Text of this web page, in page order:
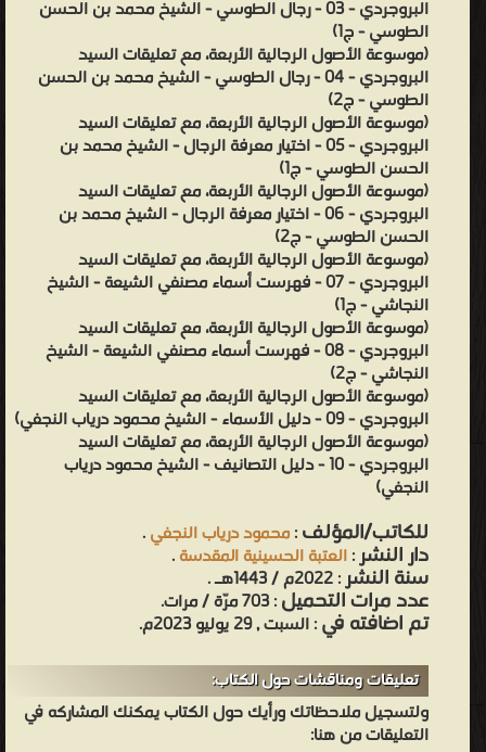
والمتخصصين في العلوم الشيعية، وترك أثراً هاماً في التعليم الديني
والتدريس في النجف وغيرها من المدن الدينية في العراق.❰ له مجموعة
الأربعة - ج7 ❝ ❞ موسوعة الأصول الرجالية الأربعة - ج6 ❝ ❞ موسوعة
❞ موسوعة الأصول الرجالية الأربعة - ج3 ❝ ❞ موسوعة الأصول الرجالية
الأربعة - ج9 ❝ ❞ موسوعة الأصول الرجالية الأربعة - ج10 ❝ الناشرين : ❞
جميع الحقوق محفوظة للمؤلف ❝ ❞ العتبة الحسينية المقدسة ❝ ❱
من مجلات وموسوعات مجلات - مكتبة .
البروجردي - 03 - رجال الطوسي - الشيخ محمد بن الحسن
الطوسي - ج1)
(موسوعة الأصول الرجالية الأربعة، مع تعليقات السيد
البروجردي - 04 - رجال الطوسي - الشيخ محمد بن الحسن
الطوسي - ج2)
(موسوعة الأصول الرجالية الأربعة، مع تعليقات السيد
البروجردي - 05 - اختيار معرفة الرجال - الشيخ محمد بن
الحسن الطوسي - ج1)
(موسوعة الأصول الرجالية الأربعة، مع تعليقات السيد
البروجردي - 06 - اختيار معرفة الرجال - الشيخ محمد بن
الحسن الطوسي - ج2)
(موسوعة الأصول الرجالية الأربعة، مع تعليقات السيد
البروجردي - 07 - فهرست أسماء مصنفي الشيعة - الشيخ
النجاشي - ج1)
(موسوعة الأصول الرجالية الأربعة، مع تعليقات السيد
البروجردي - 08 - فهرست أسماء مصنفي الشيعة - الشيخ
النجاشي - ج2)
(موسوعة الأصول الرجالية الأربعة، مع تعليقات السيد
البروجردي - 09 - دليل الأسماء - الشيخ محمود درياب النجفي)
(موسوعة الأصول الرجالية الأربعة، مع تعليقات السيد
البروجردي - 10 - دليل التصانيف - الشيخ محمود درياب
النجفي)
للكاتب/المؤلف:محمود درياب النجفي.
دار النشر:العتبة الحسينية المقدسة.
سنة النشر: 2022م / 1443هـ .
عدد مرات التحميل: 703 مرّة / مرات.
تم اضافته في: السبت , 29 يوليو 2023م.
تعليقات ومناقشات حول الكتاب:
ولتسجيل ملاحظاتك ورأيك حول الكتاب يمكنك المشاركه في
التعليقات من هنا: